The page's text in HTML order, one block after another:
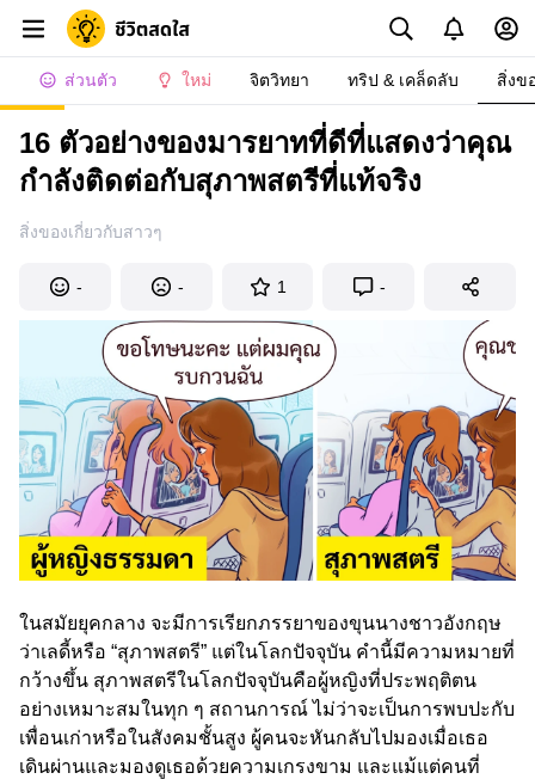
ส่วนตัว ใหม่ จิตวิทยา ทริป & เคล็ดลับ สิ่งข
16 ตัวอย่างของมารยาทที่ดีที่แสดงว่าคุณ
กำลังติดต่อกับสุภาพสตรีที่แท้จริง
สิ่งของเกี่ยวกับสาวๆ
- - 1 -
ในสมัยยุคกลาง จะมีการเรียกภรรยาของขุนนางชาวอังกฤษ
ว่าเลดี้หรือ “สุภาพสตรี” แต่ในโลกปัจจุบัน คำนี้มีความหมายที่
กว้างขึ้น สุภาพสตรีในโลกปัจจุบันคือผู้หญิงที่ประพฤติตน
อย่างเหมาะสมในทุก ๆ สถานการณ์ ไม่ว่าจะเป็นการพบปะกับ
เพื่อนเก่าหรือในสังคมชั้นสูง ผู้คนจะหันกลับไปมองเมื่อเธอ
เดินผ่านและมองดูเธอด้วยความเกรงขาม และแม้แต่คนที่